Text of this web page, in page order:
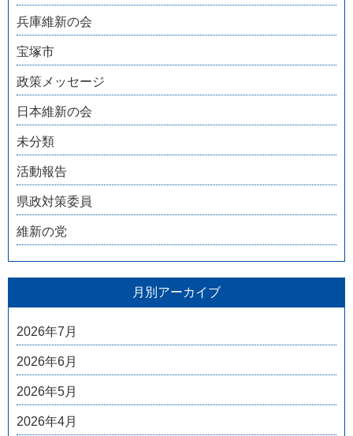
兵庫維新の会
宝塚市
政策メッセージ
日本維新の会
未分類
活動報告
県政対策委員
維新の党
月別アーカイブ
2026年7月
2026年6月
2026年5月
2026年4月